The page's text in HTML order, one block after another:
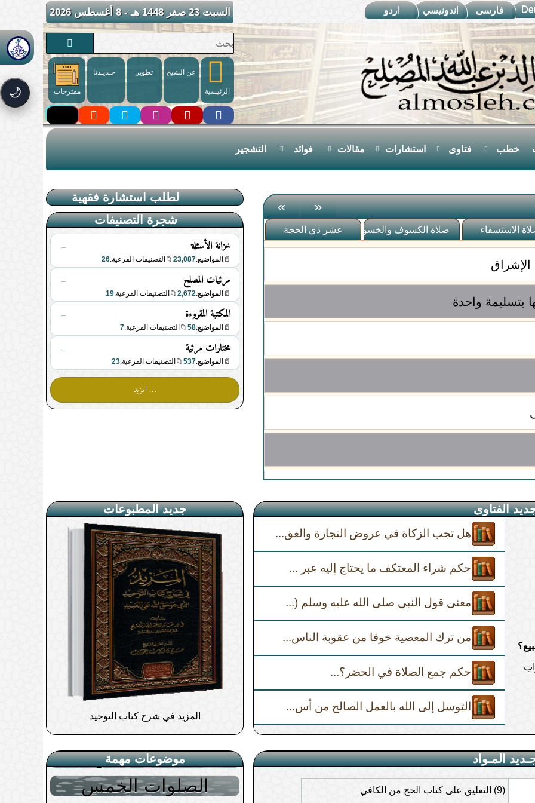
فارسى اندونيسي اردو السبت 23 صفر 1448 هـ - 8 أغسطس 2026
الرئيسية
عن الشيخ تطوير جـديـدنا
مقترحات 🌙
خطب فتاوى استشارات مقالات فوائد التشجير
«
»
الاستسقاء صلاة الكسوف والخسوف عشر ذي الحجة
بتسليمة واحدة
وقضائها.
والخطابة
لطلب استشارة فقهية
شجرة التصنيفات
خزانة الأسئلة ←
📄 المواضيع:23,087
📁 التصنيفات الفرعية:26
مرئيات المصلح ←
📄 المواضيع:2,672
📁 التصنيفات الفرعية:19
المكتبة المقروءة ←
📄 المواضيع:58
📁 التصنيفات الفرعية:7
مختارات مرئية ←
📄 المواضيع:537
📁 التصنيفات الفرعية:23
… المزيد
الفتاوى
هل تجب الزكاة في عروض التجارة والعق...
حكم شراء المعتكف ما يحتاج إليه عبر ...
معنى قول النبي صلى الله عليه وسلم (...
من ترك المعصية خوفا من عقوبة الناس...
حكم جمع الصلاة في الحضر؟...
التوسل إلى الله بالعمل الصالح من أس...
جديد المطبوعات
المزيد في شرح كتاب التوحيد
المـواد
(9) التعليق على كتاب الحج من الكافي
موضوعات مهمة
فقه المسافر
صلاة الاستخارة
الصلوات الخمس
أعمال القلوب